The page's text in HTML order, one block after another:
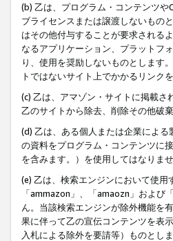
(b) 乙は、プログラム・コンテンツ
ブライセンスまたは譲渡しないもの
はその他付与することが要求される
なるアプリケーション、プラットフ
り、使用を奨励しないものとします
トではないサイト上でかかるリンク
(c) 乙は、アマゾン・サイトに掲載
乙のサイトから除去、削除その他破
(d) 乙は、ある個人または企業によ
の資料をプログラム・コンテンツに
を含みます。）を使用してはなりま
(e) 乙は、検索エンジンにおいて使用
「ammazon」、「amaozn」およ
ん。当該検索エンジンが除外機能を
果に伴って乙の宣伝コンテンツを表
入札による除外を要請等）ものとしま